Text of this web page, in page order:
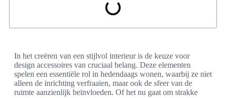
In het creëren van een stijlvol interieur is de keuze voor
design accessoires van cruciaal belang. Deze elementen
spelen een essentiële rol in hedendaags wonen, waarbij ze niet
alleen de inrichting verfraaien, maar ook de sfeer van de
ruimte aanzienlijk beïnvloeden. Of het nu gaat om strakke